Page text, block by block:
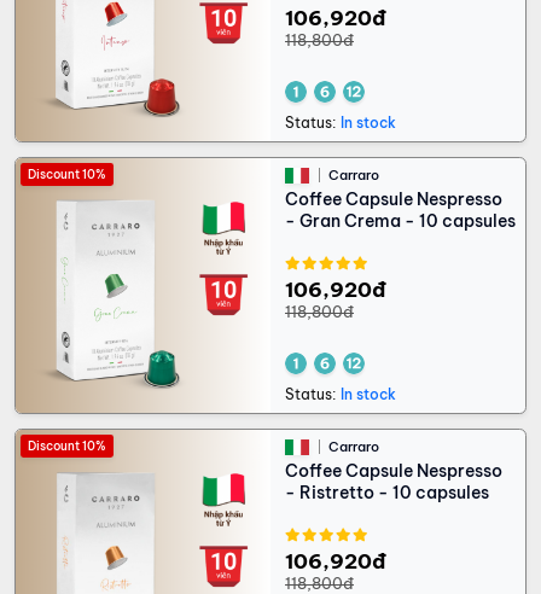
106,920đ
118,800đ
Status: In stock
Carraro
Coffee Capsule Nespresso
- Gran Crema - 10 capsules
106,920đ
118,800đ
Discount 10%
Status: In stock
Carraro
Coffee Capsule Nespresso
- Ristretto - 10 capsules
106,920đ
118,800đ
Discount 10%